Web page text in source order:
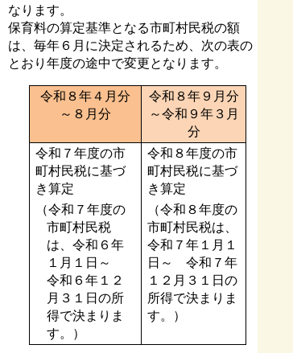
なります。
保育料の算定基準となる市町村民税の額
は、毎年６月に決定されるため、次の表の
とおり年度の途中で変更となります。
令和 ８年４月分
～８月分
令和 ８年９月分
～令和９年３月
分
令和７年度の市
町村民税に基づ
き算定
（令和７年度の
市町村民税
は、令和６年
１月１日～
令和６年１２
月３１日の所
得で決まりま
す。）
令和８年度の市
町村民税に基づ
き算定
（令和８年度の
市町村民税は、
令和７年１月１
日～ 令和７年
１２月３１日の
所得で決まりま
す。）